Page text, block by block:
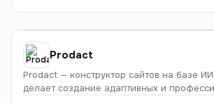
Генератор имен
Prodact
Prodact — конструктор сайтов на базе
делает создание адаптивных и